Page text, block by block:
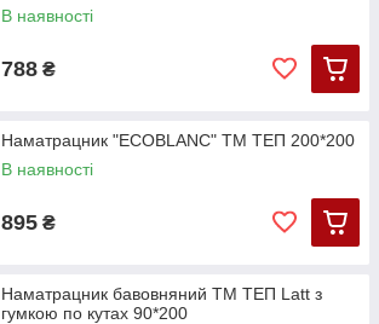
В наявності
788 ₴
Наматрацник "ECOBLANC" ТМ ТЕП 200*200
В наявності
895 ₴
Наматрацник бавовняний ТМ ТЕП Latt з
гумкою по кутах 90*200